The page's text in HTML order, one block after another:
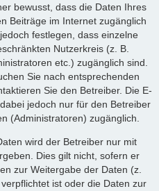
bewusst, dass die Daten Ihres
Beiträge im Internet zugänglich
festlegen, dass einzelne
Nutzerkreis (z. B.
etc.) zugänglich sind.
Sie nach entsprechenden
Sie den Betreiber. Die E-
jedoch nur für den Betreiber
(Administratoren) zugänglich.
wird der Betreiber nur mit
Dies gilt nicht, sofern er
zur Weitergabe der Daten (z.
ist oder die Daten zur